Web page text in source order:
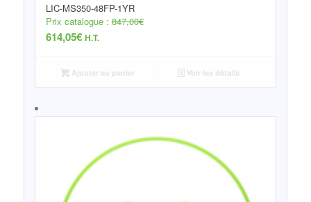
LIC-MS350-48FP-1YR
Prix catalogue :847,00€
614,05€ H.T.
Ajouter au panier Voir les détails